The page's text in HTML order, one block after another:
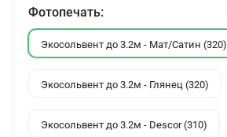
Фотопечать:
Экосольвент до 3.2м - Мат/Сатин (320)
Экосольвент до 3.2м - Глянец (320)
Экосольвент до 3.2м - Descor (310)